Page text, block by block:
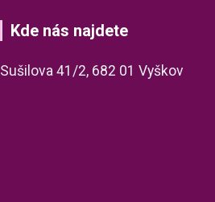
Kde nás najdete
Sušilova 41/2, 682 01 Vyškov